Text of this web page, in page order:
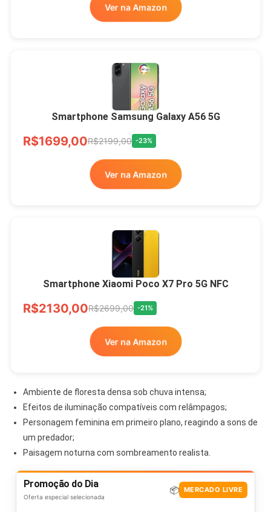
Ver na Amazon
Smartphone Samsung Galaxy A56 5G
R$1699,00R$2199,00 -23%
Ver na Amazon
Smartphone Xiaomi Poco X7 Pro 5G NFC
R$2130,00R$2699,00 -21%
Ver na Amazon
Ambiente de floresta densa sob chuva intensa;
Efeitos de iluminação compatíveis com relâmpagos;
Personagem feminina em primeiro plano, reagindo a sons de
um predador;
Paisagem noturna com sombreamento realista.
Promoção do Dia
Oferta especial selecionada
📦 MERCADO LIVRE